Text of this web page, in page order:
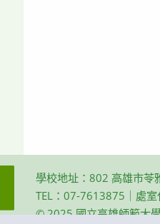
學校地址：802 高雄市苓
TEL：07-7613875｜處
© 2025 國立高雄師範大